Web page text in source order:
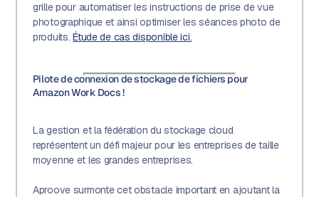
grille pour automatiser les instructions de prise de vue
photographique et ainsi optimiser les séances photo de
produits.Étude de cas disponible ici.
Pilote de connexion de stockage de fichiers pour
Amazon Work Docs !
La gestion et la fédération du stockage cloud
représentent un défi majeur pour les entreprises de taille
moyenne et les grandes entreprises.
Aproove surmonte cet obstacle important en ajoutant la